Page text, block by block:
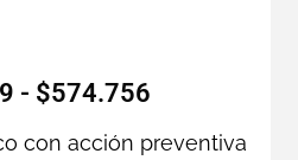
- $574.756
con acción preventiva